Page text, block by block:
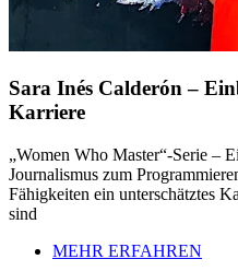
Sara Inés Calderón –
Karriere
„Women Who Master“-Serie –
Journalismus zum
Fähigkeiten ein unterschätztes
sind
MEHR ERFAHREN